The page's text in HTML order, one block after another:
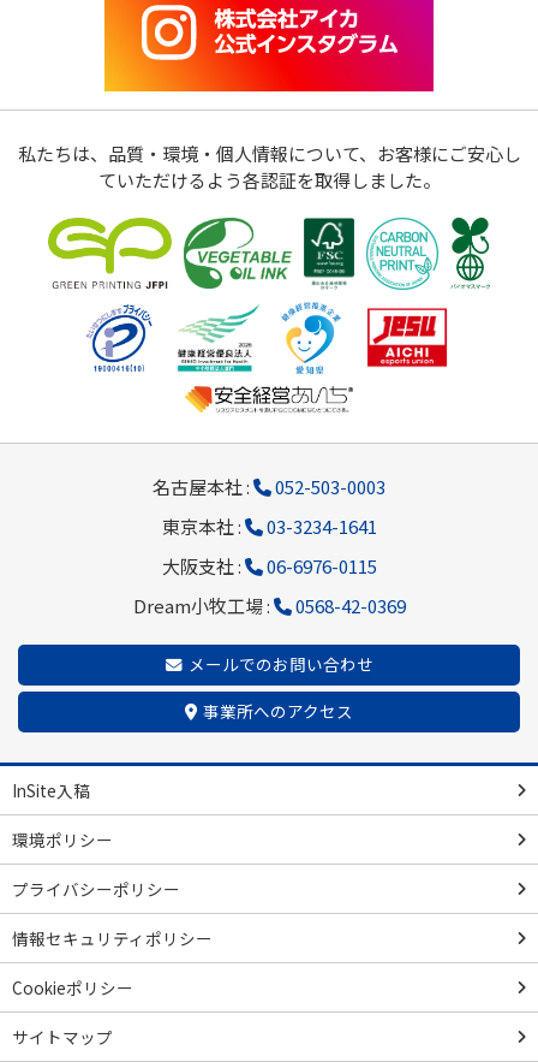
私たちは、品質・環境・個人情報について、お客様にご安心し
ていただけるよう各認証を取得しました。
名古屋本社 :
052-503-0003
東京本社 :
03-3234-1641
大阪支社 :
06-6976-0115
Dream小牧工場 :
0568-42-0369
メールでのお問い合わせ
事業所へのアクセス
InSite入稿
環境ポリシー
プライバシーポリシー
情報セキュリティポリシー
Cookieポリシー
サイトマップ